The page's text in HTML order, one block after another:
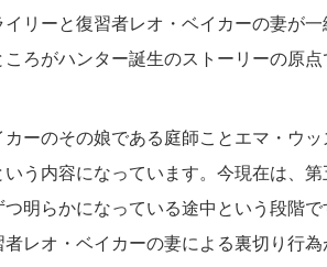
リーと復習者レオ・ベイカーの妻が
ろがハンター誕生のストーリーの原点
ーのその娘である庭師ことエマ・ウ
いう内容になっています。今現在は、
つ明らかになっている途中という段階
レオ・ベイカーの妻による裏切り行為